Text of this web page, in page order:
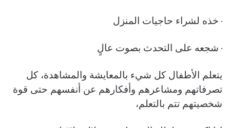
· خذه لشراء حاجيات المنزل
· شجعه على التحدث بصوت عالٍ
يتعلم الأطفال كل شيء بالمعايشة والمشاهدة، كل
تصرفاتهم ومشاعرهم وأفكارهم عن أنفسهم حتى قوة
شخصيتهم تتم بالتعلم،